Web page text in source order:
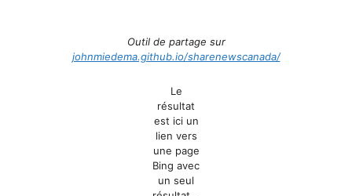
Outil de partage sur
johnmiedema.github.io/sharenewscanada/
Le
résultat
est ici un
lien vers
une page
Bing avec
un seul